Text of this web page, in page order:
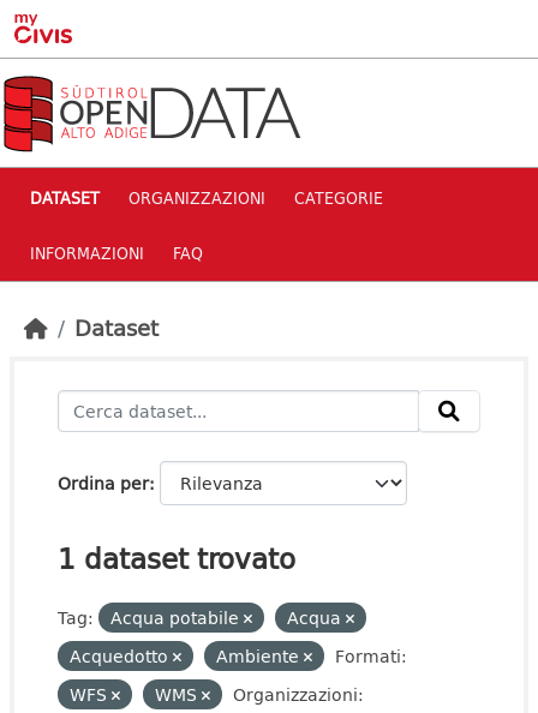
Skip to main content
DATASET ORGANIZZAZIONI CATEGORIE
INFORMAZIONI FAQ
Dataset
Ordina per
1 dataset trovato
Tag: Acqua potabile
Acqua
Acquedotto
Ambiente
Formati:
WFS
WMS
Organizzazioni: